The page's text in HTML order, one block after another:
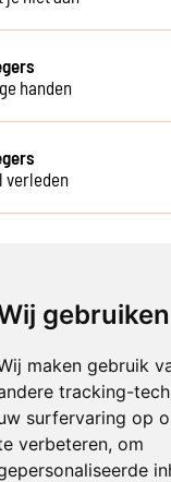
maken gebruik
tracking-
surfervaring op
verbeteren, om
handen
verleden
ik mis je